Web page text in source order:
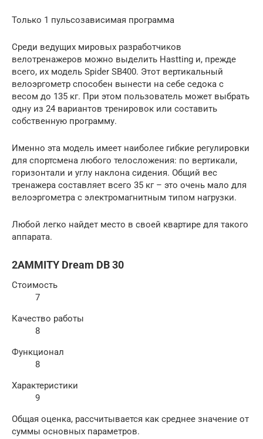
Только 1 пульсозависимая программа
Среди ведущих мировых разработчиков
велотренажеров можно выделить Hastting и, прежде
всего, их модель Spider SB400. Этот вертикальный
велоэргометр способен вынести на себе седока с
весом до 135 кг. При этом пользователь может выбрать
одну из 24 вариантов тренировок или составить
собственную программу.
Именно эта модель имеет наиболее гибкие регулировки
для спортсмена любого телосложения: по вертикали,
горизонтали и углу наклона сидения. Общий вес
тренажера составляет всего 35 кг – это очень мало для
велоэргометра с электромагнитным типом нагрузки.
Любой легко найдет место в своей квартире для такого
аппарата.
2AMMITY Dream DB 30
Стоимость
7
Качество работы
8
Функционал
8
Характеристики
9
Общая оценка, рассчитывается как среднее значение от
суммы основных параметров.